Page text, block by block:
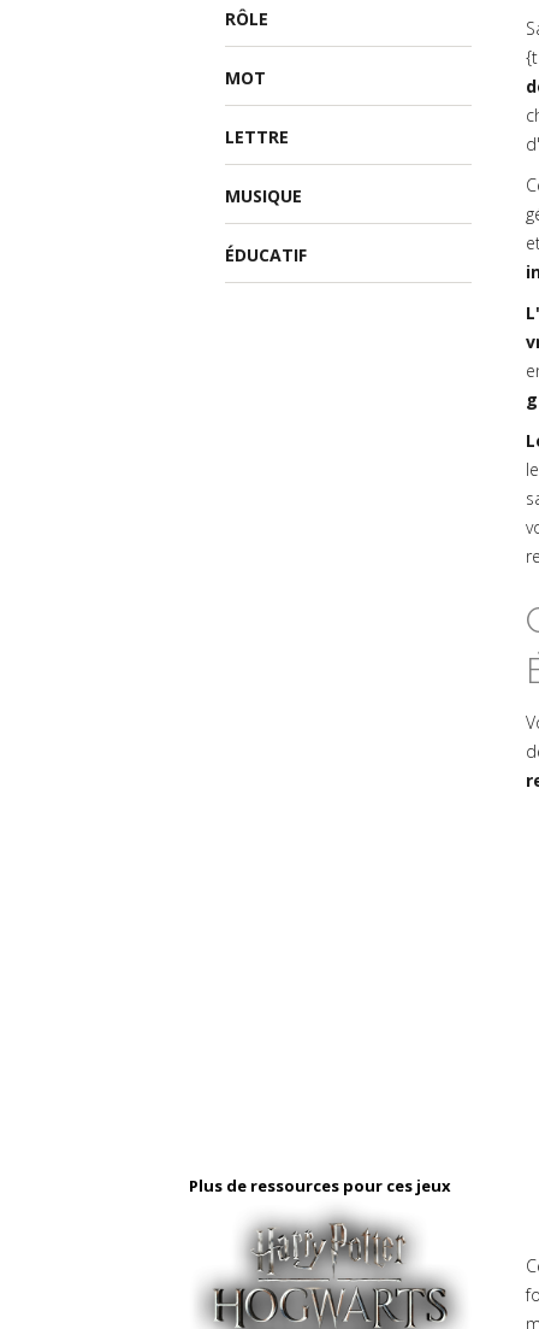
RÔLE
MOT
LETTRE
MUSIQUE
ÉDUCATIF
Plus de ressources pour ces jeux